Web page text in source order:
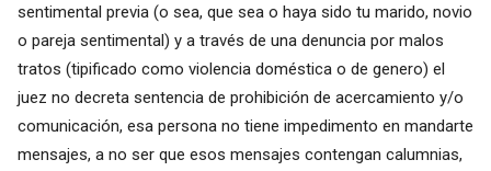
sentimental previa (o sea, que sea o haya sido tu marido, novio
o pareja sentimental) y a través de una denuncia por malos
tratos (tipificado como violencia doméstica o de genero) el
juez no decreta sentencia de prohibición de acercamiento y/o
comunicación, esa persona no tiene impedimento en mandarte
mensajes, a no ser que esos mensajes contengan calumnias,